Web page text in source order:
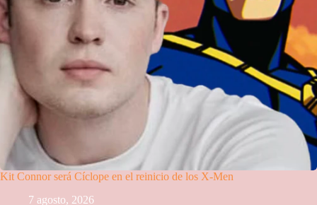
Kit Connor será Cíclope en el reinicio de los X-Men
7 agosto, 2026